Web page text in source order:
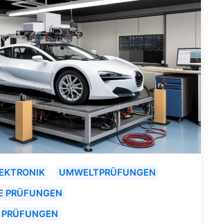
UMWELTPRÜFUNGEN
PRÜFUNGEN